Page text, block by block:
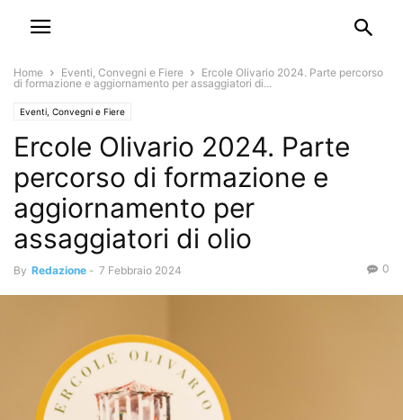
Home Eventi, Convegni e Fiere
Ercole Olivario 2024. Parte percorso
di formazione e aggiornamento per assaggiatori di...
Eventi, Convegni e Fiere
Ercole Olivario 2024. Parte
percorso di formazione e
aggiornamento per
assaggiatori di olio
By Redazione - 7 Febbraio 2024 0